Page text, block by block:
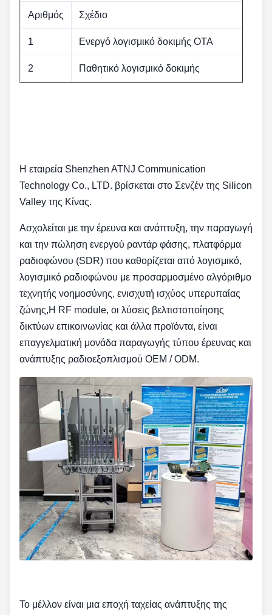
Αριθμός Σχέδιο
1 Ενεργό λογισμικό δοκιμής OTA
2 Παθητικό λογισμικό δοκιμής
Η εταιρεία Shenzhen ATNJ Communication
Technology Co., LTD. βρίσκεται στο Σενζέν της Silicon
Valley της Κίνας.
Ασχολείται με την έρευνα και ανάπτυξη, την παραγωγή
και την πώληση ενεργού ραντάρ φάσης, πλατφόρμα
ραδιοφώνου (SDR) που καθορίζεται από λογισμικό,
λογισμικό ραδιοφώνου με προσαρμοσμένο αλγόριθμο
τεχνητής νοημοσύνης, ενισχυτή ισχύος υπερυπαίας
ζώνης,Η RF module, οι λύσεις βελτιστοποίησης
δικτύων επικοινωνίας και άλλα προϊόντα, είναι
επαγγελματική μονάδα παραγωγής τύπου έρευνας και
ανάπτυξης ραδιοεξοπλισμού OEM / ODM.
Το μέλλον είναι μια εποχή ταχείας ανάπτυξης της